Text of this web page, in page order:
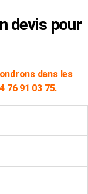
devis pour
dans les
76 91 03 75.